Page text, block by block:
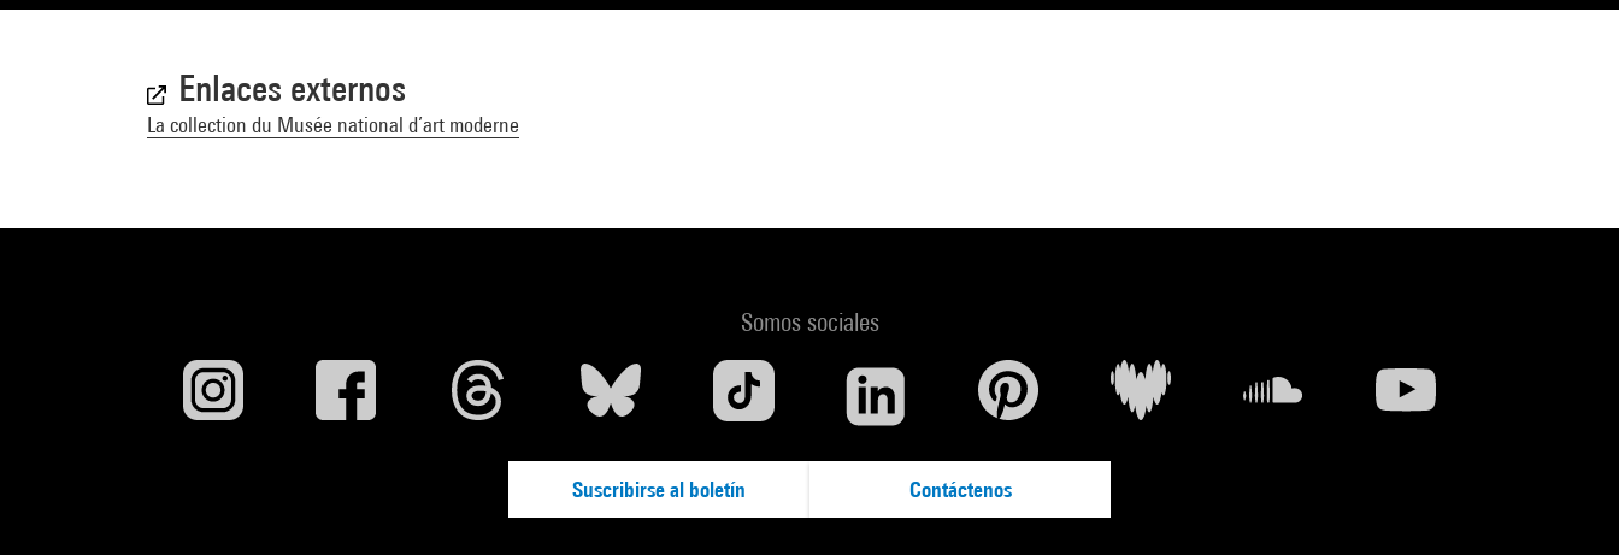
Enlaces externos
La collection du Musée national d’art moderne
Somos sociales
Suscribirse al boletín Contáctenos